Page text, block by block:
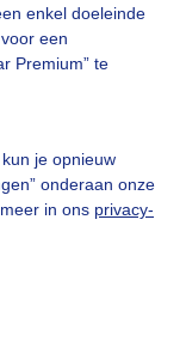
enkel doeleinde
een
Premium” te
je opnieuw
onderaan onze
in ons privacy-